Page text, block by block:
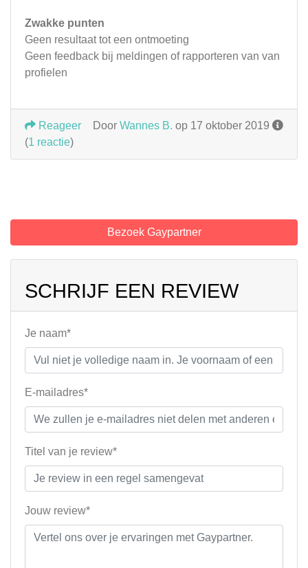
Zwakke punten
Geen resultaat tot een ontmoeting
Geen feedback bij meldingen of rapporteren van van
profielen
Door Wannes B. op 17 oktober 2019
Reageer
(1 reactie)
Bezoek Gaypartner
SCHRIJF EEN REVIEW
Je naam*
E-mailadres*
Titel van je review*
Jouw review*